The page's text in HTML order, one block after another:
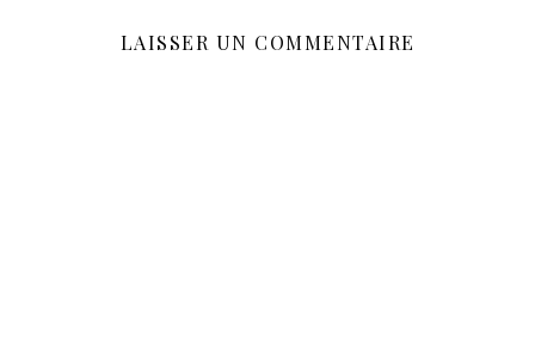
LAISSER UN COMMENTAIRE